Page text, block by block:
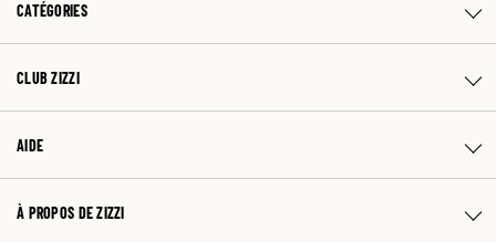
CATÉGORIES
CLUB ZIZZI
AIDE
À PROPOS DE ZIZZI